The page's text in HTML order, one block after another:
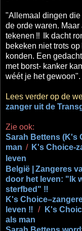
"Allemaal dingen
de orde waren.
tekenen ‼
Ik dacht
bekeken niet trots op
konden. Een
met borst- kanker
wéét je het gewoon".
Lees verder op de
zanger uit de
Zie ook:
Sarah Bettens (K's
man / K's Choice-
leven
België |
Zangeres
door het leven: "Ik
sterfbed" ‼
K's
leven ‼ /
K's
als man